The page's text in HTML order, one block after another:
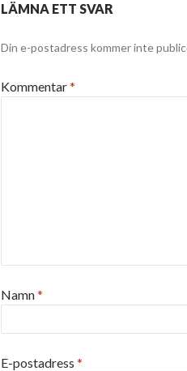
LÄMNA ETT SVAR
Din e-postadress kommer inte
Kommentar*
Namn*
E-postadress *